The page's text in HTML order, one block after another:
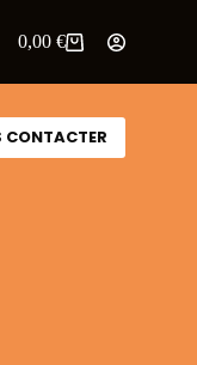
0,00 €
CONTACTER